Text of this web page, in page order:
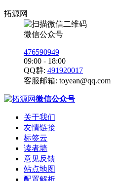
拓源网
微信公众号
476590949
09:00 - 18:00
QQ群: 491920017
客服邮箱: toyean@qq.com
微信公众号
关于我们
友情链接
标签云
读者墙
意见反馈
站点地图
配置解析